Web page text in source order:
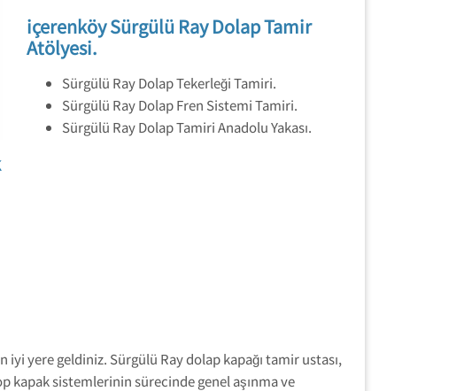
içerenköy Sürgülü Ray Dolap Tamir
Atölyesi.
Sürgülü Ray Dolap Tekerleği Tamiri.
Sürgülü Ray Dolap Fren Sistemi Tamiri.
Sürgülü Ray Dolap Tamiri Anadolu Yakası.
iyi yere geldiniz. Sürgülü Ray dolap kapağı tamir ustası,
kapak sistemlerinin sürecinde genel aşınma ve